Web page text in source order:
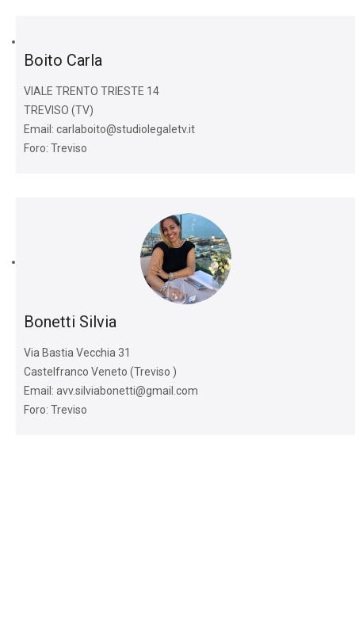
Boito Carla
VIALE TRENTO TRIESTE 14
TREVISO (TV)
Email: carlaboito@studiolegaletv.it
Foro: Treviso
Bonetti Silvia
Via Bastia Vecchia 31
Castelfranco Veneto (Treviso )
Email: avv.silviabonetti@gmail.com
Foro: Treviso